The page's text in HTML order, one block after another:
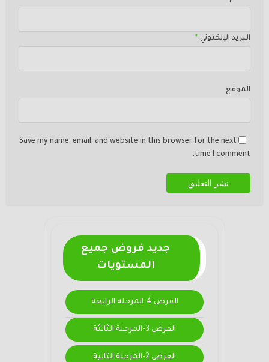
البريد الإلكتوني *
الموقع
Save my name, email, and website in this browser for the next
time I comment.
جديد فروض جميع
المستويات
الفرض 4-المرحلة الرابعة
الفرض 3-المرحلة الثالثة
الفرض 2-المرحلة الثانية